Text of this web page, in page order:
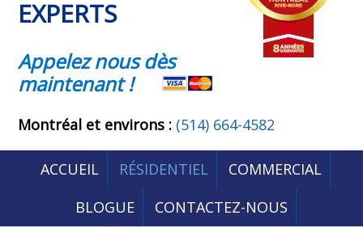
EXPERTS
Appelez nous dès
maintenant !
Montréal et environs : (514) 664-4582
ACCUEIL RÉSIDENTIEL
COMMERCIAL
BLOGUE
CONTACTEZ-NOUS